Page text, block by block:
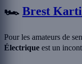
🏎️ Brest
Pour les amateurs de
Électrique est un